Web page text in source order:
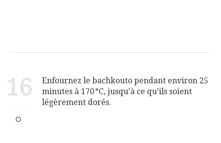
16
Enfournez le bachkouto pendant environ 25
minutes à 170 °C, jusqu’à ce qu’ils soient
légèrement dorés.